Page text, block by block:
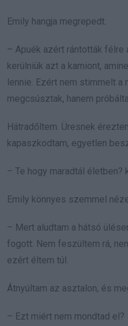
Emily hangja megrepedt.
– Apuék azért rántották félre
kerülniük azt a kamiont,
lennie. Ezért nem stimmelt a
megcsúsztak, hanem
Hátradőltem. Üresnek
kapaszkodtam, egyetlen
– Te hogy maradtál életben?
Emily könnyes szemmel
– Mert aludtam a hátsó
fogott. Nem feszültem rá,
ezért éltem túl.
Átnyúltam az asztalon, és
– Ezt miért nem mondtad el?